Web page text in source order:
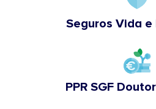
Seguros Vida e
PPR SGF